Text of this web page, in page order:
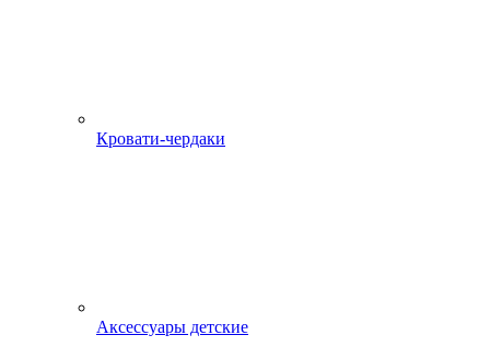
Кровати-чердаки
Аксессуары детские